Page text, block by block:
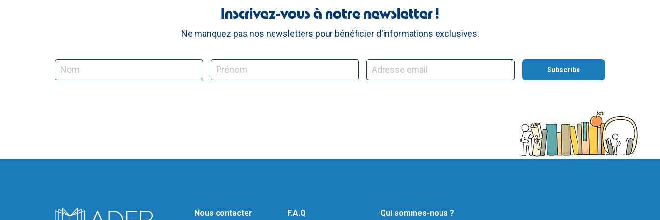
Inscrivez-vous à notre newsletter !
Ne manquez pas nos newsletters pour bénéficier d'informations exclusives.
Nous contacter F.A.Q Qui sommes-nous ?